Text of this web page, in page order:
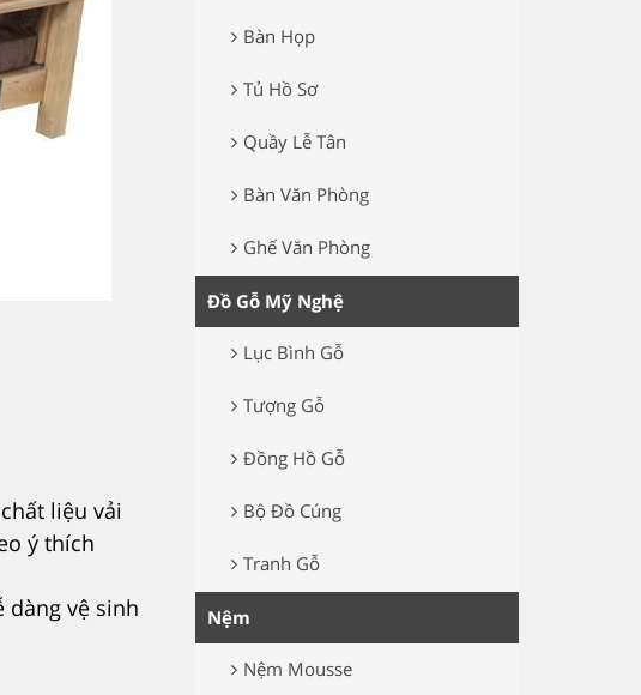
liệu vải
ý thích
dàng vệ sinh
Bàn Họp
Tủ Hồ Sơ
Quầy Lễ Tân
Bàn Văn Phòng
Ghế Văn Phòng
Đồ Gỗ Mỹ Nghệ
Lục Bình Gỗ
Tượng Gỗ
Đồng Hồ Gỗ
Bộ Đồ Cúng
Tranh Gỗ
Nệm
Nệm Mousse